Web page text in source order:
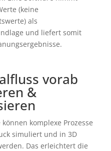
(keine
als
und liefert somit
vorab
&
komplexe Prozesse
simuliert und in 3D
Das erleichtert die